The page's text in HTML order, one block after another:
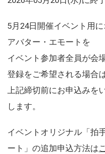
5月24日開催イベント用
アバター・エモートを
イベント参加者全員が会
登録をご希望される場合
上記締切前にお申込みを
します。
イベントオリジナル「拍
ート」の追加申込方法は